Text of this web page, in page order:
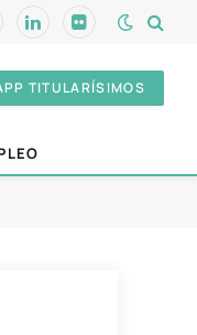
LinkedInFlickr
TITULARÍSIMOS